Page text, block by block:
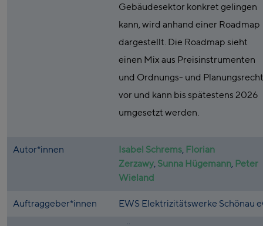
Gebäudesektor konkret gelingen
kann, wird anhand einer Roadmap
dargestellt. Die Roadmap sieht
einen Mix aus Preisinstrumenten
und Ordnungs- und Planungsrecht
vor und kann bis spätestens 2026
umgesetzt werden.
Autor*innen Isabel Schrems Florian
Zerzawy Sunna Hügemann Peter
Wieland
Auftraggeber*innen EWS Elektrizitätswerke Schönau